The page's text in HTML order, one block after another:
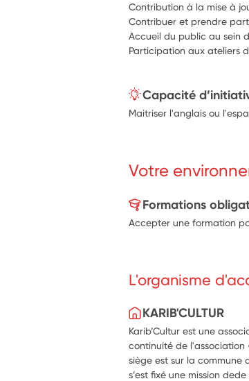
Contribution à la mise à
Contribuer et prendre
Accueil du public au sein
Participation aux ateliers
Capacité
Maitriser l'anglais ou
Votre
Formations
Accepter une formation
L'organisme
KARIB'CULTUR
Karib’Cultur est une
continuité de l'association
siège est sur la commune
s’est fixé une mission